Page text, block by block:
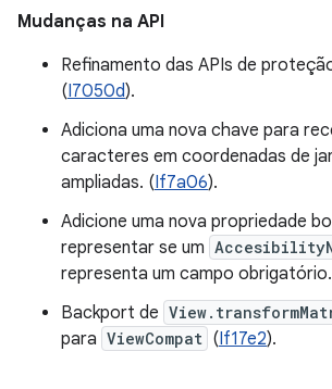
Mudanças na API
Refinamento das APIs de
(I7050d).
Adiciona uma nova chave para
caracteres em coordenadas de
ampliadas. (If7a06).
Adicione uma nova propriedade
representar se um
representa um campo
Backport de
para ViewCompat (If17e2).